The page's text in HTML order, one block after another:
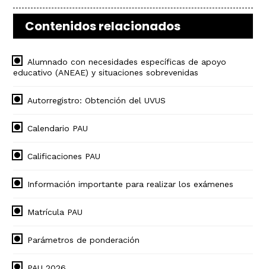
Contenidos relacionados
Alumnado con necesidades específicas de apoyo
educativo (ANEAE) y situaciones sobrevenidas
Autorregistro: Obtención del UVUS
Calendario PAU
Calificaciones PAU
Información importante para realizar los exámenes
Matrícula PAU
Parámetros de ponderación